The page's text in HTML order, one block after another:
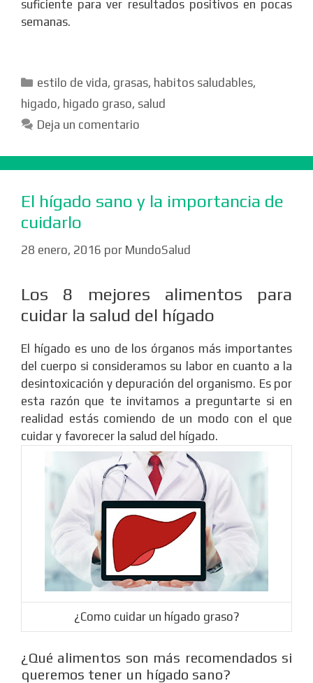
suficiente para ver resultados positivos en pocas
semanas.
Categorías
estilo de vida, grasas, habitos saludables,
higado, higado graso, salud
Deja un comentario
El hígado sano y la importancia de
cuidarlo
28 enero, 2016 por MundoSalud
Los 8 mejores alimentos para
cuidar la salud del hígado
El hígado es uno de los órganos más importantes
del cuerpo si consideramos su labor en cuanto a la
desintoxicación y depuración del organismo. Es por
esta razón que te invitamos a preguntarte si en
realidad estás comiendo de un modo con el que
cuidar y favorecer la salud del hígado.
¿Como cuidar un hígado graso?
¿Qué alimentos son más recomendados si
queremos tener un hígado sano?